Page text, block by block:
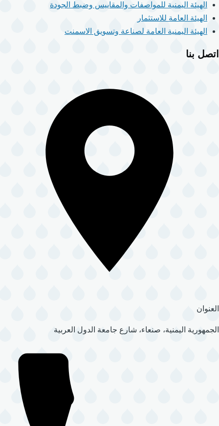
الهيئة اليمنية للمواصفات والمقاييس وضبط الجودة
الهيئة العامة للاستثمار
الهيئة اليمنية العامة لصناعة وتسويق الاسمنت
اتصل بنا
العنوان
الجمهورية اليمنية، صنعاء، شارع جامعة الدول العربية